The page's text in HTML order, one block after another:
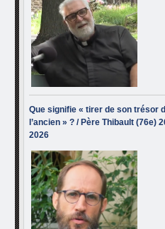
Que signifie « tirer de son trésor
l’ancien » ? / Père Thibault (76e)
2026